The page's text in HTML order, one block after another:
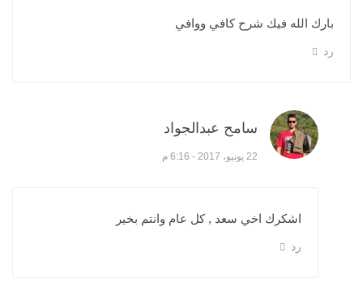
بارك الله فيك شرح كافي ووافي
رد
سامح عبدالجواد
22 يونيو، 2017 - 6:16 م
اشكرك اخي سعد , كل عام وانتم بخير
رد